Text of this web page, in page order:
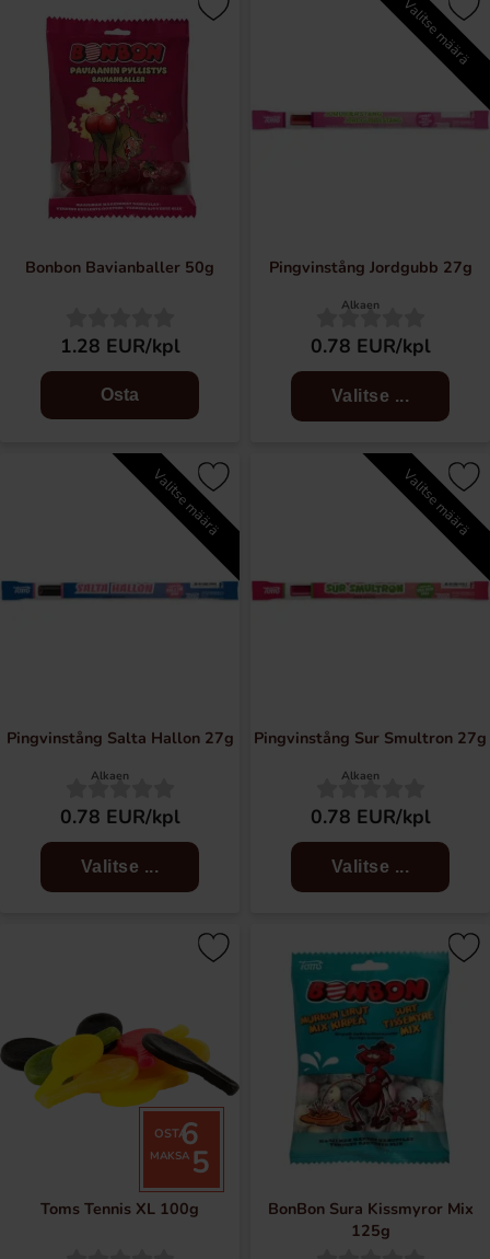
Bonbon Bavianballer 50g
1.28 EUR/kpl
Osta
Valitse määrä
Pingvinstång Jordgubb 27g
Alkaen
0.78 EUR/kpl
Valitse ...
Valitse määrä
Pingvinstång Salta Hallon 27g
Alkaen
0.78 EUR/kpl
Valitse ...
Valitse määrä
Pingvinstång Sur Smultron 27g
Alkaen
0.78 EUR/kpl
Valitse ...
OSTA6
MAKSA 5
Toms Tennis XL 100g
BonBon Sura Kissmyror Mix
125g